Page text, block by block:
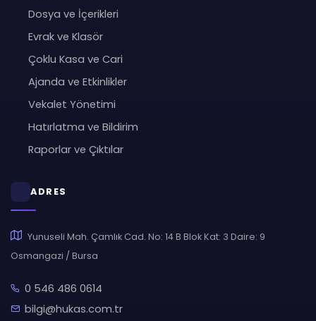
Dosya ve İçerikleri
Evrak ve Klasör
Çoklu Kasa ve Cari
Ajanda ve Etkinlikler
Vekalet Yönetimi
Hatırlatma ve Bildirim
Raporlar ve Çıktılar
ADRES
Yunuseli Mah. Çamlık Cad. No: 14 B Blok Kat: 3 Daire: 9
Osmangazi / Bursa
0 546 486 0614
bilgi@hukas.com.tr